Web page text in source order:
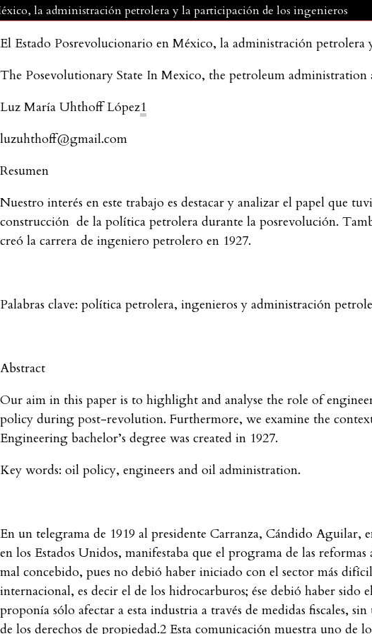
la administración petrolera y la participación de los ingenieros